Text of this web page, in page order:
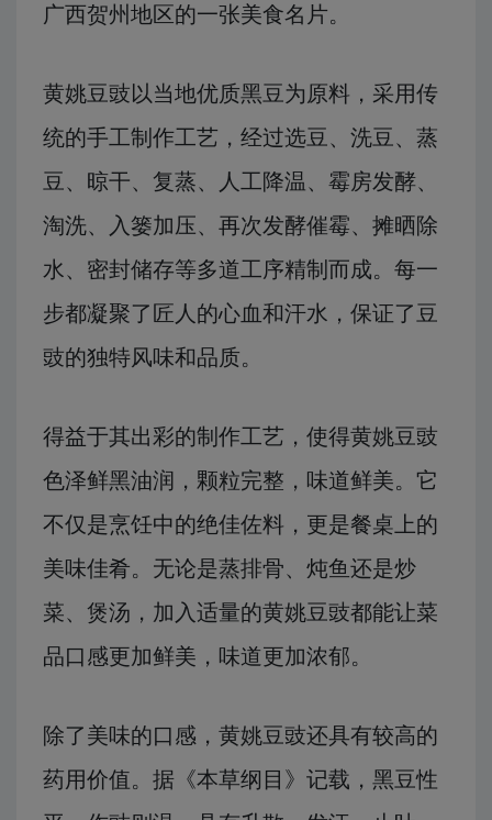
广西贺州地区的一张美食名片。
黄姚豆豉以当地优质黑豆为原料，采用传
统的手工制作工艺，经过选豆、洗豆、蒸
豆、晾干、复蒸、人工降温、霉房发酵、
淘洗、入篓加压、再次发酵催霉、摊晒除
水、密封储存等多道工序精制而成。每一
步都凝聚了匠人的心血和汗水，保证了豆
豉的独特风味和品质。
得益于其出彩的制作工艺，使得黄姚豆豉
色泽鲜黑油润，颗粒完整，味道鲜美。它
不仅是烹饪中的绝佳佐料，更是餐桌上的
美味佳肴。无论是蒸排骨、炖鱼还是炒
菜、煲汤，加入适量的黄姚豆豉都能让菜
品口感更加鲜美，味道更加浓郁。
除了美味的口感，黄姚豆豉还具有较高的
药用价值。据《本草纲目》记载，黑豆性